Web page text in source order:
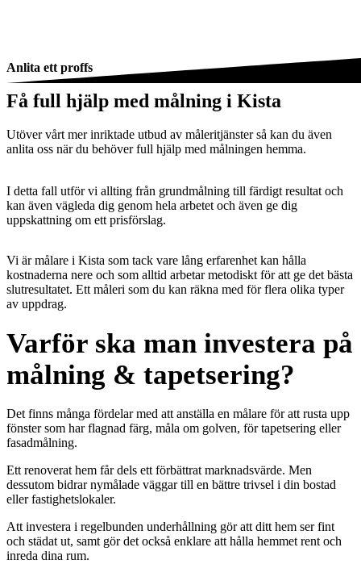
Anlita ett proffs
Få full hjälp med målning i Kista
Utöver vårt mer inriktade utbud av måleritjänster så kan du även
anlita oss när du behöver full hjälp med målningen hemma.
I detta fall utför vi allting från grundmålning till färdigt resultat och
kan även vägleda dig genom hela arbetet och även ge dig
uppskattning om ett prisförslag.
Vi är målare i Kista som tack vare lång erfarenhet kan hålla
kostnaderna nere och som alltid arbetar metodiskt för att ge det bästa
slutresultatet. Ett måleri som du kan räkna med för flera olika typer
av uppdrag.
Varför ska man investera på
målning & tapetsering?
Det finns många fördelar med att anställa en målare för att rusta upp
fönster som har flagnad färg, måla om golven, för tapetsering eller
fasadmålning.
Ett renoverat hem får dels ett förbättrat marknadsvärde. Men
dessutom bidrar nymålade väggar till en bättre trivsel i din bostad
eller fastighetslokaler.
Att investera i regelbunden underhållning gör att ditt hem ser fint
och städat ut, samt gör det också enklare att hålla hemmet rent och
inreda dina rum.